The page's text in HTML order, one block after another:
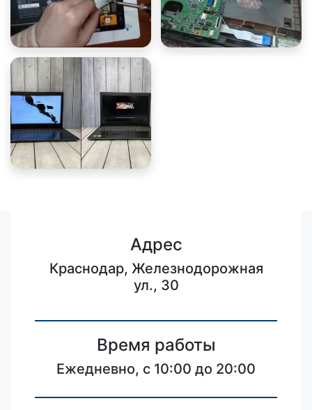
Адрес
Краснодар, Железнодорожная
ул., 30
Время работы
Ежедневно, с 10:00 до 20:00